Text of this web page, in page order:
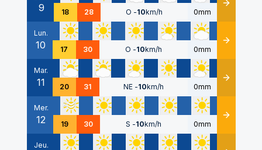
9 18 28 O -10km/h 0mm Détails
Lun.
10 17 30 O -10km/h 0mm Détails
Mar.
11 20 31 NE -10km/h 0mm Détails
Mer.
12 19 30 S -10km/h 0mm Détails
Jeu.